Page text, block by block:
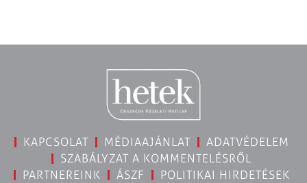
KAPCSOLAT MÉDIAAJÁNLAT
ADATVÉDELEM
SZABÁLYZAT A KOMMENTELÉSRŐL
PARTNEREINK
ÁSZF
POLITIKAI HIRDETÉSEK